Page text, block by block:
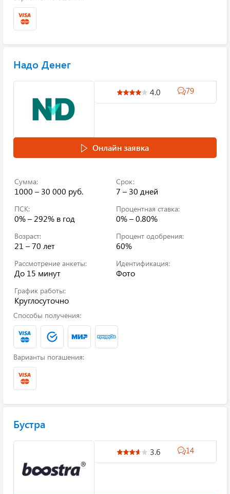
Надо Денег
4.0 79
Онлайн заявка
Сумма:
1000 – 30 000 руб.
Срок:
7 – 30 дней
ПСК:
0% – 292% в год
Процентная ставка:
0% – 0.80%
Возраст:
21 – 70 лет
Процент одобрения:
60%
Рассмотрение анкеты:
До 15 минут
Идентификация:
Фото
График работы:
Круглосуточно
Способы получения:
Варианты погашения:
Бустра
3.6 14